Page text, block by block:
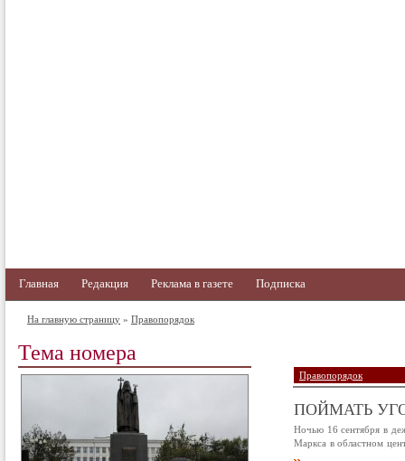
Главная Редакция Реклама в газете Подписка
На главную страницу » Правопорядок
Тема номера
Правопорядок
ПОЙМАТЬ
Ночью 16 сентября в
Маркса в областном